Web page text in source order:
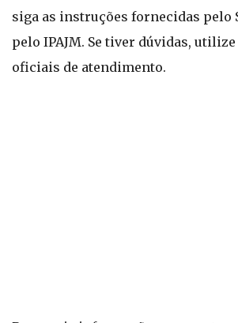
siga as instruções fornecidas pelo
pelo IPAJM. Se tiver dúvidas,
oficiais de atendimento.